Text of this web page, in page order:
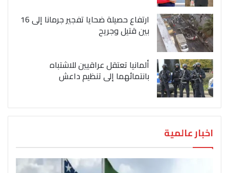
ارتفاع حصيلة ضحايا تفجير جرمانا إلى 16
بين قتيل وجريح
ألمانيا تعتقل عراقيين للاشتباه
بانتمائهما إلى تنظيم داعش
اخبار عالمية